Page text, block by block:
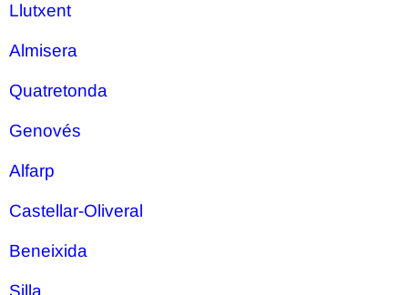
Llutxent
Almisera
Quatretonda
Genovés
Alfarp
Castellar-Oliveral
Beneixida
Silla